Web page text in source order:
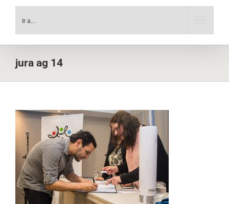
Ir a...
jura ag 14